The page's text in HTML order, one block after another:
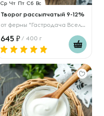
Ср Чт Пт Сб Вс
Творог рассыпчатый 9-12%
от фермы "Гастродача Вселуг"
645 / 400 г